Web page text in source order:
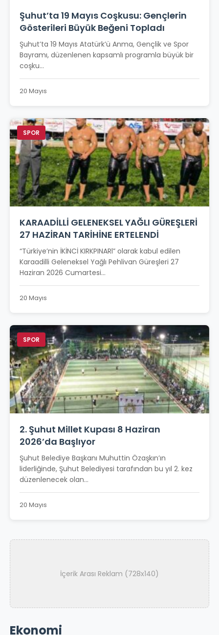
Şuhut’ta 19 Mayıs Coşkusu: Gençlerin
Gösterileri Büyük Beğeni Topladı
Şuhut’ta 19 Mayıs Atatürk’ü Anma, Gençlik ve Spor
Bayramı, düzenlenen kapsamlı programla büyük bir
coşku...
20 Mayıs
SPOR
KARAADİLLİ GELENEKSEL YAĞLI GÜREŞLERİ
27 HAZİRAN TARİHİNE ERTELENDİ
“Türkiye’nin İKİNCİ KIRKPINARl” olarak kabul edilen
Karaadilli Geleneksel Yağlı Pehlivan Güreşleri 27
Haziran 2026 Cumartesi...
20 Mayıs
SPOR
2. Şuhut Millet Kupası 8 Haziran
2026’da Başlıyor
Şuhut Belediye Başkanı Muhuttin Özaşkın’ın
liderliğinde, Şuhut Belediyesi tarafından bu yıl 2. kez
düzenlenecek olan...
20 Mayıs
İçerik Arası Reklam (728x140)
Ekonomi